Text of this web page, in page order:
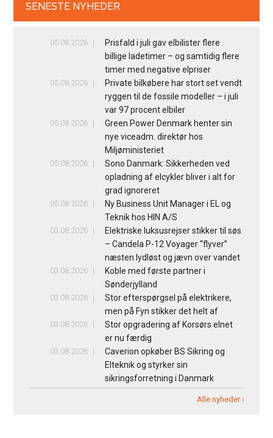
SENESTE NYHEDER
05.08.2026
Prisfald i juli gav elbilister flere
billige ladetimer – og samtidig flere
timer med negative elpriser
05.08.2026
Private bilkøbere har stort set vendt
ryggen til de fossile modeller – i juli
var 97 procent elbiler
05.08.2026
Green Power Denmark henter sin
nye viceadm. direktør hos
Miljøministeriet
05.08.2026
Sono Danmark: Sikkerheden ved
opladning af elcykler bliver i alt for
grad ignoreret
05.08.2026
Ny Business Unit Manager i EL og
Teknik hos HIN A/S
03.08.2026
Elektriske luksusrejser stikker til søs
– Candela P-12 Voyager “flyver”
næsten lydløst og jævn over vandet
03.08.2026
Koble med første partner i
Sønderjylland
03.08.2026
Stor efterspørgsel på elektrikere,
men på Fyn stikker det helt af
03.08.2026
Stor opgradering af Korsørs elnet
er nu færdig
03.08.2026
Caverion opkøber BS Sikring og
Elteknik og styrker sin
sikringsforretning i Danmark
Alle nyheder ›